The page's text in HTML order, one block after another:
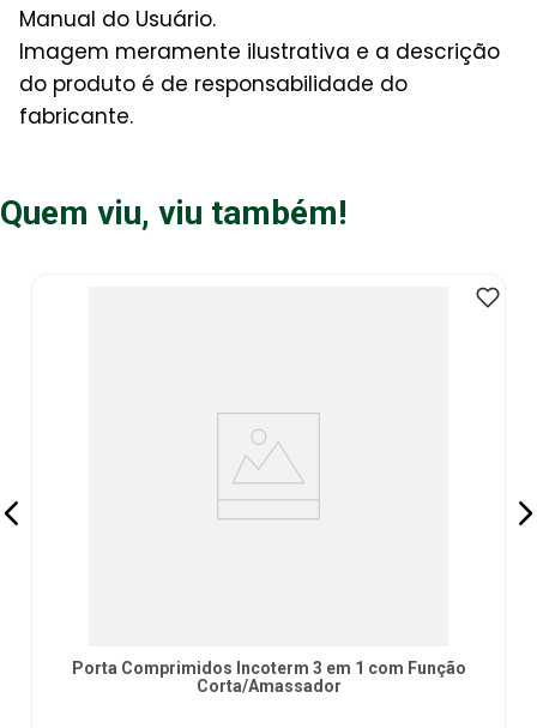
Manual do Usuário.
Imagem meramente ilustrativa e a descrição
do produto é de responsabilidade do
fabricante.
Quem viu, viu também!
Porta Comprimidos Incoterm 3 em 1 com Função
Corta/Amassador